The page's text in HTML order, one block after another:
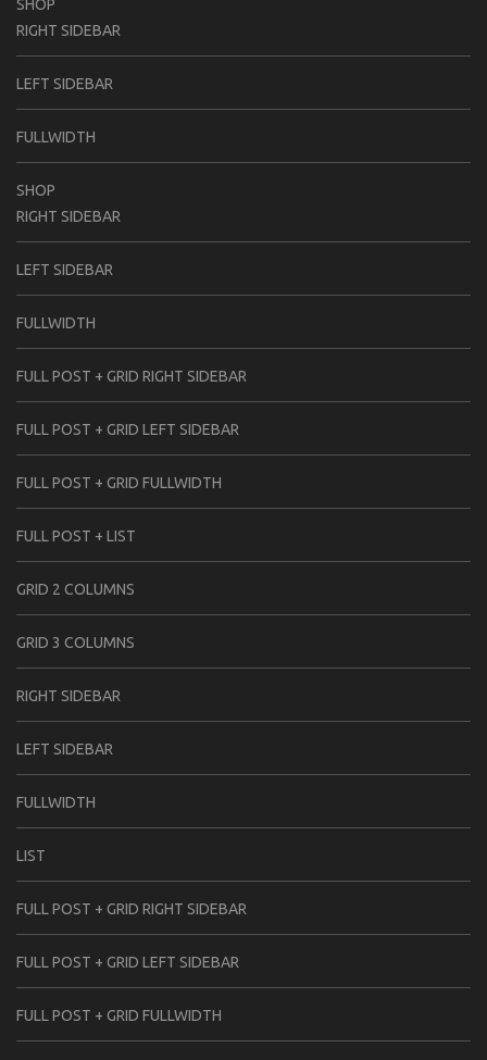
SHOP
RIGHT SIDEBAR
LEFT SIDEBAR
FULLWIDTH
SHOP
RIGHT SIDEBAR
LEFT SIDEBAR
FULLWIDTH
FULL POST + GRID RIGHT SIDEBAR
FULL POST + GRID LEFT SIDEBAR
FULL POST + GRID FULLWIDTH
FULL POST + LIST
GRID 2 COLUMNS
GRID 3 COLUMNS
RIGHT SIDEBAR
LEFT SIDEBAR
FULLWIDTH
LIST
FULL POST + GRID RIGHT SIDEBAR
FULL POST + GRID LEFT SIDEBAR
FULL POST + GRID FULLWIDTH